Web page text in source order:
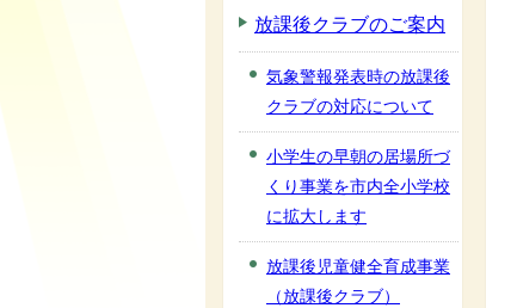
放課後クラブのご案内
気象警報発表時の放課後
クラブの対応について
小学生の早朝の居場所づ
くり事業を市内全小学校
に拡大します
放課後児童健全育成事業
（放課後クラブ）